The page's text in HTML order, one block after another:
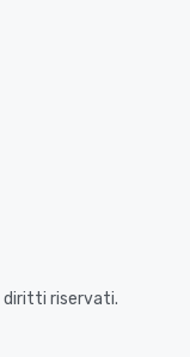
riservati.